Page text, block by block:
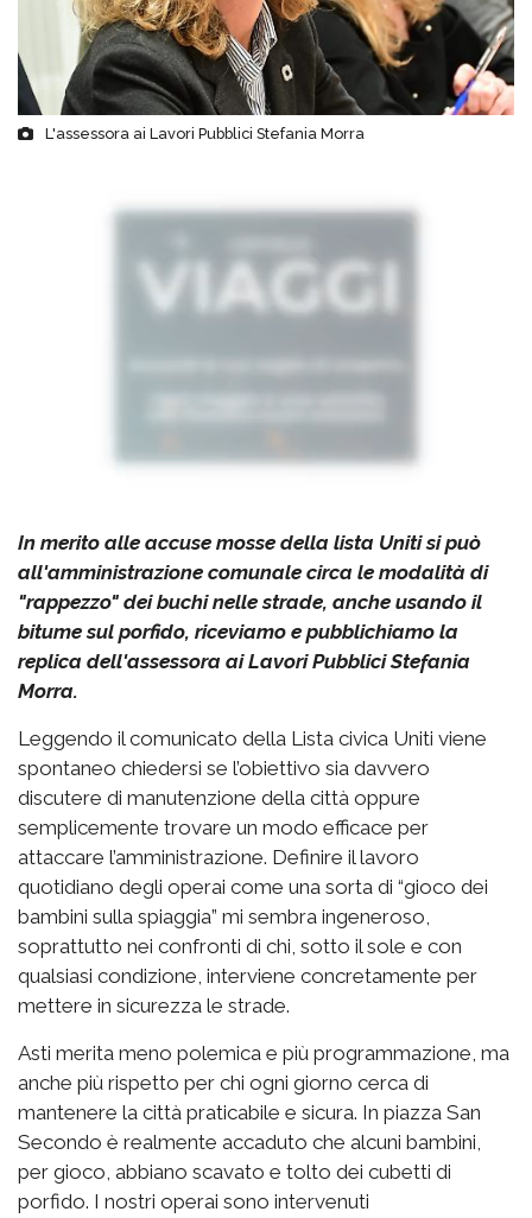
L'assessora ai Lavori Pubblici Stefania Morra
In merito alle accuse mosse della lista Uniti si può
all'amministrazione comunale circa le modalità di
"rappezzo" dei buchi nelle strade, anche usando il
bitume sul porfido, riceviamo e pubblichiamo la
replica dell'assessora ai Lavori Pubblici Stefania
Morra.
Leggendo il comunicato della Lista civica Uniti viene
spontaneo chiedersi se l’obiettivo sia davvero
discutere di manutenzione della città oppure
semplicemente trovare un modo efficace per
attaccare l’amministrazione. Definire il lavoro
quotidiano degli operai come una sorta di “gioco dei
bambini sulla spiaggia” mi sembra ingeneroso,
soprattutto nei confronti di chi, sotto il sole e con
qualsiasi condizione, interviene concretamente per
mettere in sicurezza le strade.
Asti merita meno polemica e più programmazione, ma
anche più rispetto per chi ogni giorno cerca di
mantenere la città praticabile e sicura. In piazza San
Secondo è realmente accaduto che alcuni bambini,
per gioco, abbiano scavato e tolto dei cubetti di
porfido. I nostri operai sono intervenuti